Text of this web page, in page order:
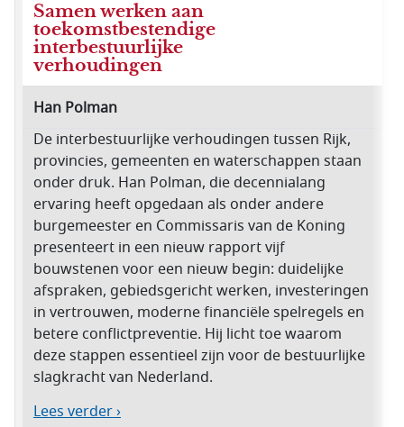
Samen werken aan
toekomstbestendige
interbestuurlijke
verhoudingen
Han Polman
De interbestuurlijke verhoudingen tussen Rijk,
provincies, gemeenten en waterschappen staan
onder druk. Han Polman, die decennialang
ervaring heeft opgedaan als onder andere
burgemeester en Commissaris van de Koning
presenteert in een nieuw rapport vijf
bouwstenen voor een nieuw begin: duidelijke
afspraken, gebiedsgericht werken, investeringen
in vertrouwen, moderne financiële spelregels en
betere conflictpreventie. Hij licht toe waarom
deze stappen essentieel zijn voor de bestuurlijke
slagkracht van Nederland.
Lees verder ›